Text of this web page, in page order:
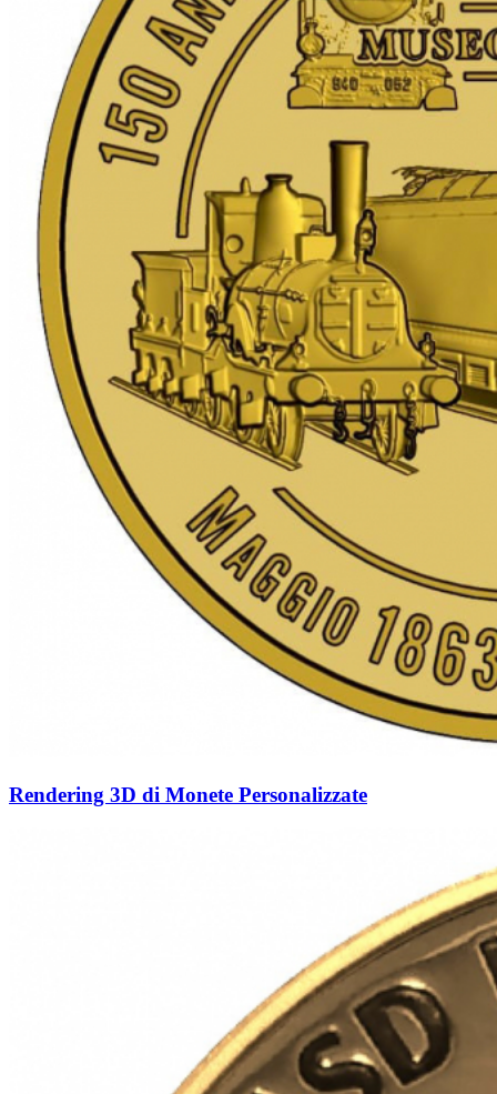
Rendering 3D di Monete Personalizzate